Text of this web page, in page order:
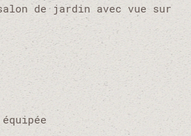
de jardin avec vue sur